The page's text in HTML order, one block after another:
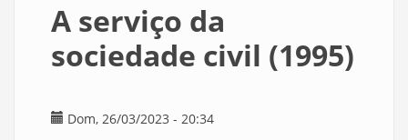
A serviço da
sociedade civil (1995)
Dom, 26/03/2023 - 20:34